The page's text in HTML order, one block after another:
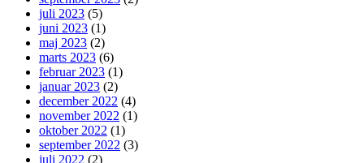
juli 2023 (5)
juni 2023 (1)
maj 2023 (2)
marts 2023 (6)
februar 2023 (1)
januar 2023 (2)
december 2022 (4)
november 2022 (1)
oktober 2022 (1)
september 2022 (3)
juli 2022 (2)